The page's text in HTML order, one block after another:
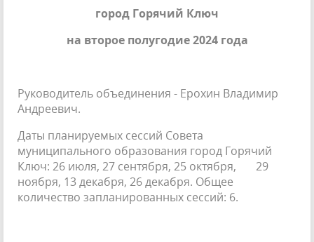
город Горячий Ключ
на второе полугодие 2024года
Руководитель объединения - Ерохин Владимир
Андреевич.
Даты планируемых сессий Совета
муниципального образования город Горячий
Ключ: 26 июля, 27 сентября, 25 октября, 29
ноября, 13 декабря, 26 декабря. Общее
количество запланированных сессий: 6.